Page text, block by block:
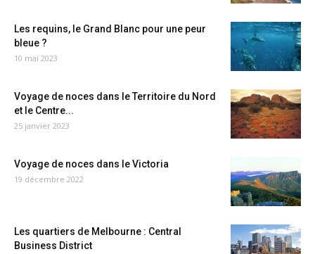
Les requins, le Grand Blanc pour une peur
bleue ?
10 mai 2023
Voyage de noces dans le Territoire du Nord
et le Centre...
25 janvier 2023
Voyage de noces dans le Victoria
19 décembre 2022
Les quartiers de Melbourne : Central
Business District